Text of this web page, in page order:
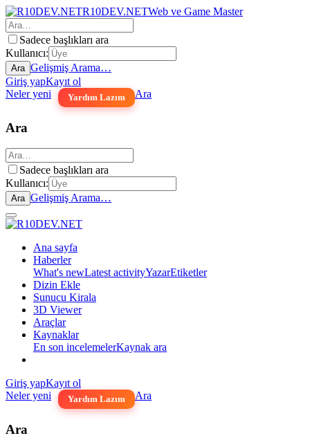
R10DEV.NETWeb ve Game Master
Sadece başlıkları ara
Kullanıcı:
Ara Gelişmiş Arama…
Giriş yapKayıt ol
Neler yeni
Yardım Lazım Ara
Ara
Sadece başlıkları ara
Kullanıcı:
Ara Gelişmiş Arama…
Ana sayfa
Haberler
What's newLatest activityYazarEtiketler
Dizin Ekle
Sunucu Kirala
3D Viewer
Araçlar
Kaynaklar
En son incelemelerKaynak ara
Giriş yapKayıt ol
Neler yeni
Yardım Lazım Ara
Ara